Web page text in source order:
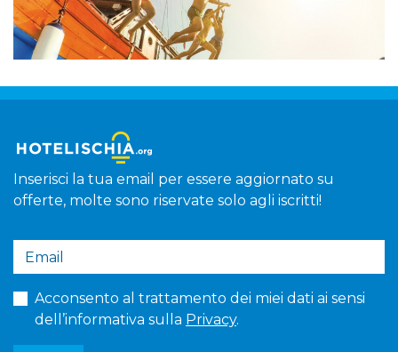
Inserisci la tua email per essere aggiornato su
offerte, molte sono riservate solo agli iscritti!
Acconsento al trattamento dei miei dati ai sensi
dell’informativa sulla Privacy.